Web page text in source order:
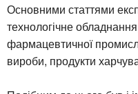
Основними статтями
технологічне
фармацевтичної
вироби, продукти